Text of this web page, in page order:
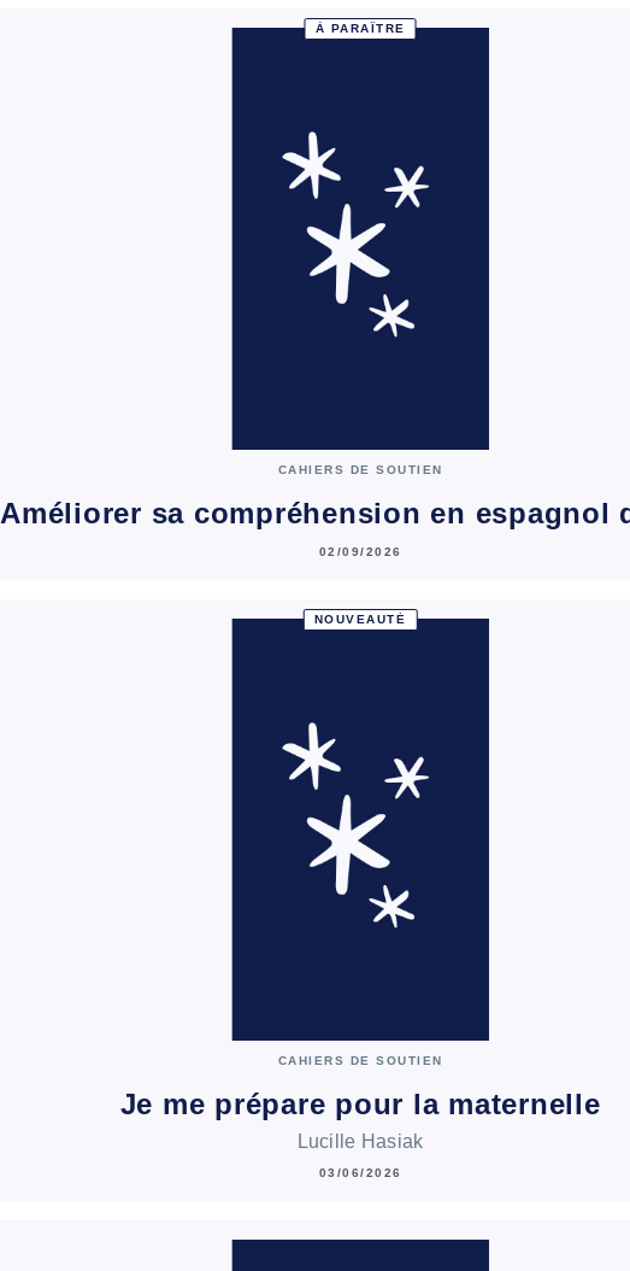
À PARAÎTRE
CAHIERS DE SOUTIEN
Améliorer sa compréhension en espagnol
02/09/2026
NOUVEAUTÉ
CAHIERS DE SOUTIEN
Je me prépare pour la maternelle
Lucille Hasiak
03/06/2026